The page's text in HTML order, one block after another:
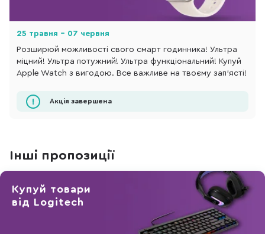
25 травня - 07 червня
Розширюй можливості cвого смарт годинника! Ультра
міцний! Ультра потужний! Ультра функціональний! Купуй
Apple Watch з вигодою. Все важливе на твоєму зап'ясті!
Акція завершена
Інші пропозиції
Купуй товари
від Logitech